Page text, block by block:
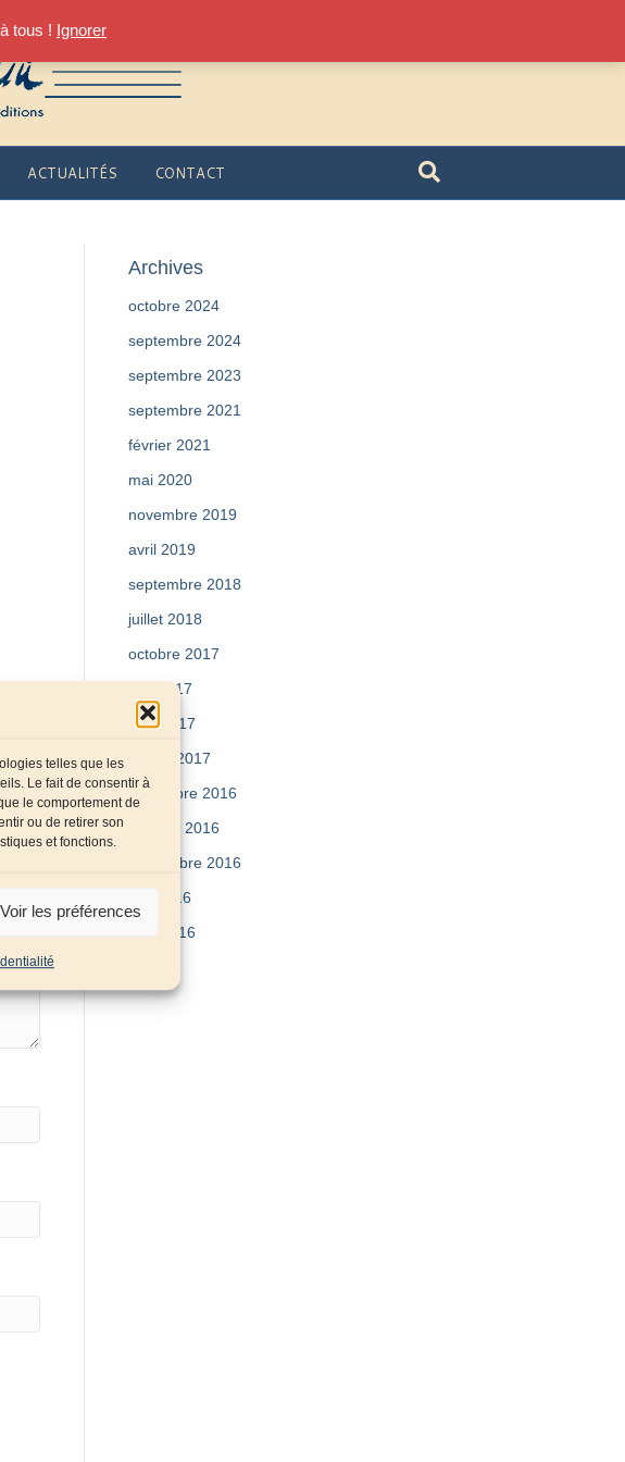
telles que les
Le fait de consentir à
le comportement de
ou de retirer son
et fonctions.
Voir les préférences
tous ! Ignorer
ACTUALITÉS CONTACT
Archives
octobre 2024
septembre 2024
septembre 2023
septembre 2021
février 2021
mai 2020
novembre 2019
avril 2019
septembre 2018
juillet 2018
octobre 2017
mai 2017
avril 2017
février 2017
décembre 2016
octobre 2016
septembre 2016
juin 2016
avril 2016